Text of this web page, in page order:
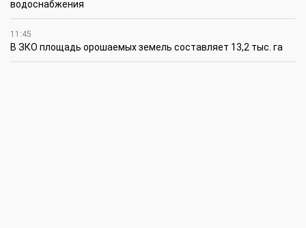
водоснабжения
11:45
В ЗКО площадь орошаемых земель составляет 13,2 тыс. га